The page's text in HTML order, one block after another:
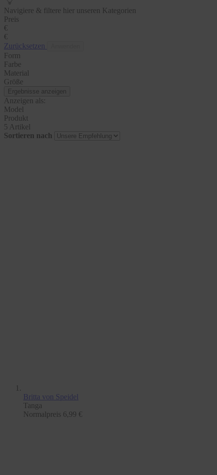
Navigiere & filtere hier unseren Kategorien
Preis
€
€
Zurücksetzen
Form
Farbe
Material
Größe
Ergebnisse anzeigen
Anzeigen als:
Model
Produkt
5 Artikel
Sortieren nach
Britta von Speidel
Tanga
Normalpreis 6,99 €